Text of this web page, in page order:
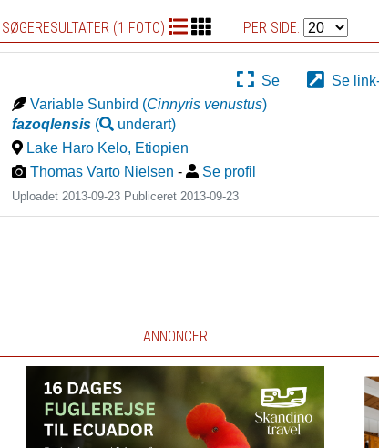
SØGERESULTATER (1 FOTO) PER SIDE:
Se
Se
Variable Sunbird (Cinnyris venustus)
fazoqlensis ( underart)
Lake Haro Kelo, Etiopien
Thomas Varto Nielsen - Se profil
Uploadet 2013-09-23 Publiceret2013-09-23
ANNONCER